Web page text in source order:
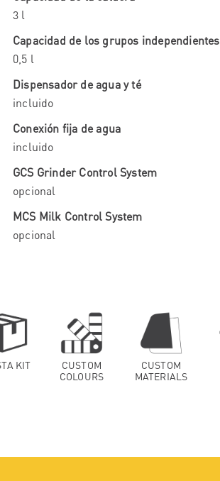
3 l
Capacidad de los grupos independientes
0,5 l
Dispensador de agua y té
incluido
Conexión fija de agua
incluido
GCS Grinder Control System
opcional
MCS Milk Control System
opcional
KIT
CUSTOM
COLOURS
CUSTOM
MATERIALS